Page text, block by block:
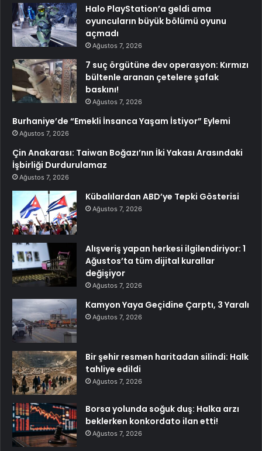
Halo PlayStation’a geldi ama
oyuncuların büyük bölümü oyunu
açmadı
Ağustos 7, 2026
7 suç örgütüne dev operasyon: Kırmızı
bültenle aranan çetelere şafak
baskını!
Ağustos 7, 2026
Burhaniye’de “Emekli İnsanca Yaşam İstiyor” Eylemi
Ağustos 7, 2026
Çin Anakarası: Taiwan Boğazı’nın İki Yakası Arasındaki
İşbirliği Durdurulamaz
Ağustos 7, 2026
Kübalılardan ABD’ye Tepki Gösterisi
Ağustos 7, 2026
Alışveriş yapan herkesi ilgilendiriyor: 1
Ağustos’ta tüm dijital kurallar
değişiyor
Ağustos 7, 2026
Kamyon Yaya Geçidine Çarptı, 3 Yaralı
Ağustos 7, 2026
Bir şehir resmen haritadan silindi: Halk
tahliye edildi
Ağustos 7, 2026
Borsa yolunda soğuk duş: Halka arzı
beklerken konkordato ilan etti!
Ağustos 7, 2026